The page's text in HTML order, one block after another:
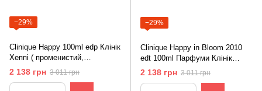
−29%
Clinique Happy 100ml edp Клінік
Хеппі ( променистий,
життєрадісний, оптимістичний
2 138 грн 3 011 грн
−29%
Clinique Happy in Bloom 2010
edt 100ml Парфуми Клінік
Хеппі ін Блум 2010
2 138 грн 3 011 грн